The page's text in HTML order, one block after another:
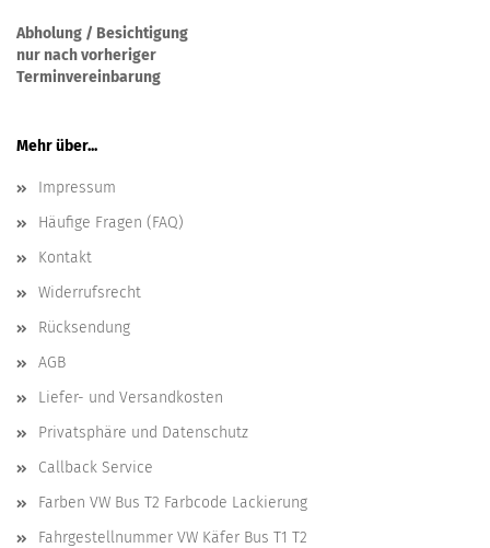
Abholung / Besichtigung
nur nach vorheriger
Terminvereinbarung
Mehr über...
Impressum
Häufige Fragen (FAQ)
Kontakt
Widerrufsrecht
Rücksendung
AGB
Liefer- und Versandkosten
Privatsphäre und Datenschutz
Callback Service
Farben VW Bus T2 Farbcode Lackierung
Fahrgestellnummer VW Käfer Bus T1 T2